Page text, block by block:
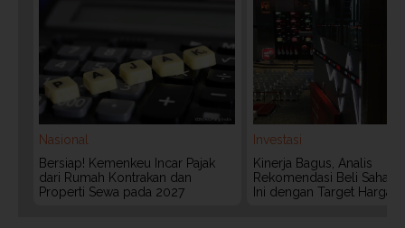
Nasional
Bersiap! Kemenkeu Incar Pajak
dari Rumah Kontrakan dan
Properti Sewa pada 2027
Investasi
Kinerja Bagus, Analis
Rekomendasi Beli Saham
Ini dengan Target Harga